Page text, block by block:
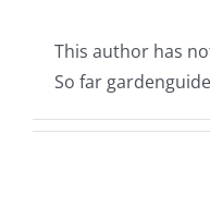
This author has
So far